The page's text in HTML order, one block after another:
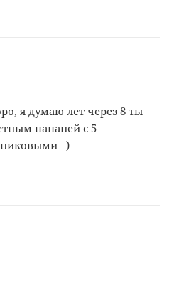
я думаю лет через 8 ты
папаней с 5
=)